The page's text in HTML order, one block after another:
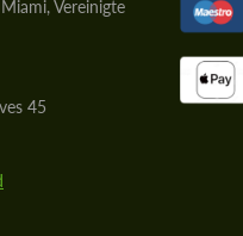
Vereinigte
45